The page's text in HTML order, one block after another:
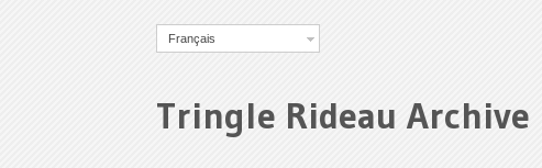
Français
Tringle Rideau Archive